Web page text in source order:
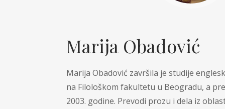
Marija Obadović
Marija Obadović završila je studije
na Filološkom fakultetu u Beogradu, a
2003. godine. Prevodi prozu i dela iz